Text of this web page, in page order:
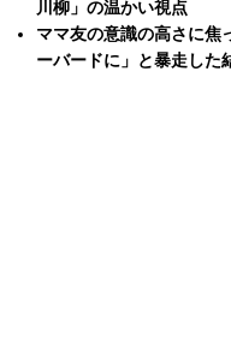
川柳」の温かい視点
ママ友の意識の高さに
ーバードに」と暴走した